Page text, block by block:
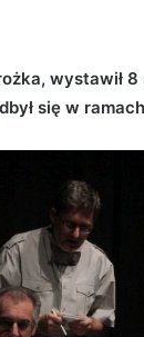
wystawił
się w